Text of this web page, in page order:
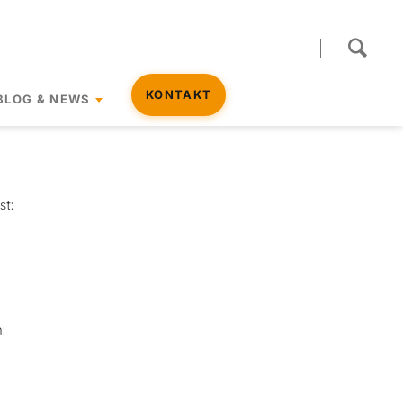
Navigation
überspringen
& NEWS KONTAKT